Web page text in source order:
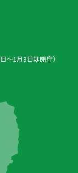
〜1月3日は閉庁）